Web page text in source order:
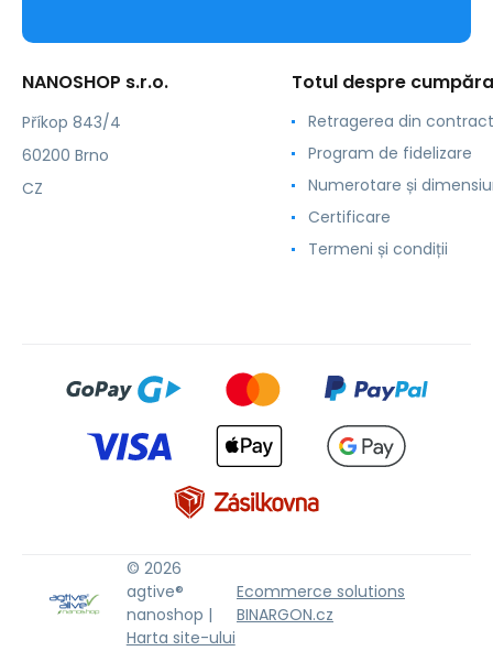
NANOSHOP s.r.o.
Příkop 843/4
60200 Brno
CZ
Totul despre
Retragerea din contract
Program de fidelizare
Numerotare și
Certificare
Termeni și condiții
© 2026
agtive®
nanoshop |
Harta site-ului
Ecommerce solutions
BINARGON.cz